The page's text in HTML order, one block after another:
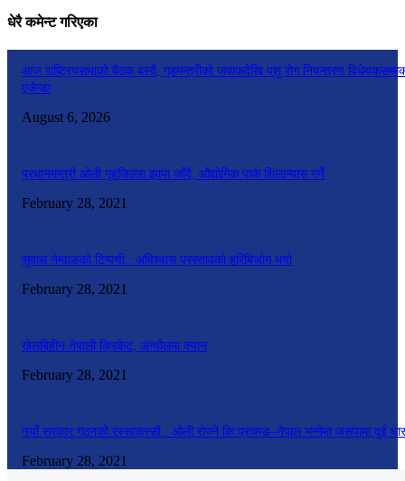
धेरै कमेन्ट गरिएका
आज राष्ट्रियसभाको बैठक बस्दै, गृहमन्त्रीको जवाफदेखि पशु रोग नियन्त्रण
एजेन्डा
August 6, 2026
प्रधानमन्त्री ओली गृहजिल्ला झापा जाँदै, औद्योगिक पार्क शिलान्यास गर्ने
February 28, 2021
सुवास नेम्वाङको टिप्पणी : अविश्वास प्रस्तावको हरिबिजोग भयो
February 28, 2021
खेलबिहीन नेपाली क्रिकेट, अन्यौलमा क्यान
February 28, 2021
नयाँ सरकार गठनको रस्साकस्सी : ओली रोज्ने कि प्रचण्ड–नेपाल भन्नेमा जसपामा दुई धार
February 28, 2021